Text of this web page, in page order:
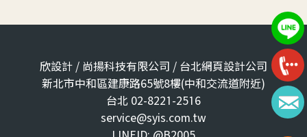
欣設計 / 尚揚科技有限公司 / 台北網頁設計公司
新北市中和區建康路65號8樓(中和交流道附近)
台北 02-8221-2516
service@syis.com.tw